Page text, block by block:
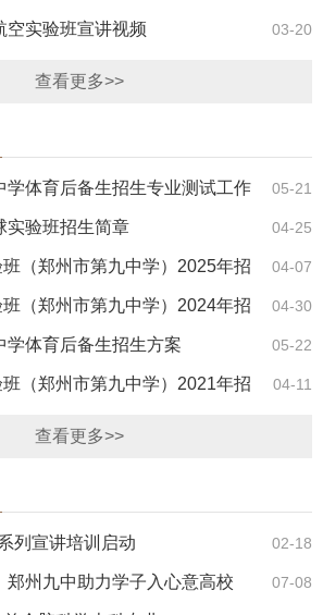
03-20
空实验班宣讲视频
查看更多>>
05-21
学体育后备生招生专业测试工作
04-25
实验班招生简章
04-07
（郑州市第九中学）2025年招
04-30
（郑州市第九中学）2024年招
05-22
学体育后备生招生方案
04-11
（郑州市第九中学）2021年招
查看更多>>
02-18
列宣讲培训启动
07-08
郑州九中助力学子入心意高校